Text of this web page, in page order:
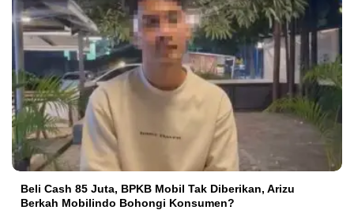
‎Beli Cash 85 Juta, BPKB Mobil Tak Diberikan, Arizu
Berkah Mobilindo Bohongi Konsumen?